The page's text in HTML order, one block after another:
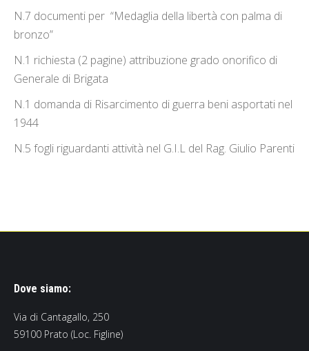
N.7 documenti per “Medaglia della libertà con palma di
bronzo”
N.1 richiesta (2 pagine) attribuzione grado onorifico di
Generale di Brigata
N.1 domanda di Risarcimento di guerra beni asportati nel
1944
N.5 fogli riguardanti attività nel G.I.L del Rag. Giulio Parenti
Dove siamo:
Via di Cantagallo, 250
59100 Prato (Loc. Figline)